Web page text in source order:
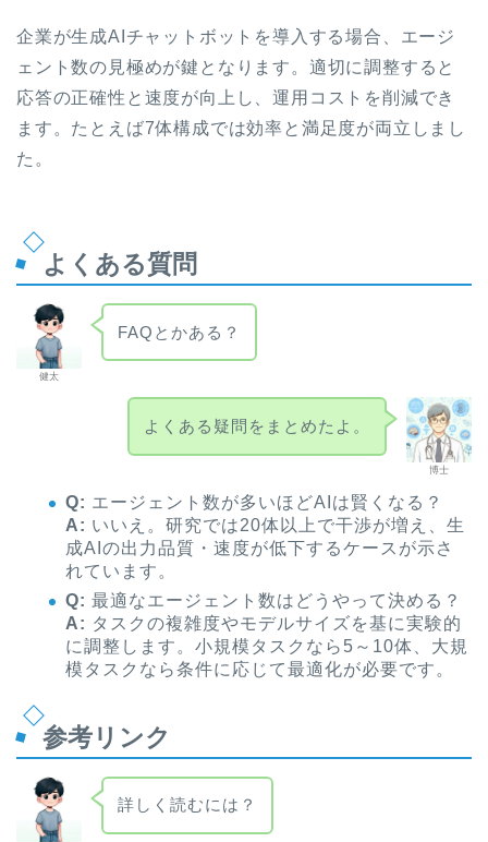
企業が生成AIチャットボットを導入する場合、エージ
ェント数の見極めが鍵となります。適切に調整すると
応答の正確性と速度が向上し、運用コストを削減でき
ます。たとえば7体構成では効率と満足度が両立しまし
た。
よくある質問
健太
FAQとかある？
博士
よくある疑問をまとめたよ。
Q: エージェント数が多いほどAIは賢くなる？
A: いいえ。研究では20体以上で干渉が増え、生
成AIの出力品質・速度が低下するケースが示さ
れています。
Q: 最適なエージェント数はどうやって決める？
A: タスクの複雑度やモデルサイズを基に実験的
に調整します。小規模タスクなら5～10体、大規
模タスクなら条件に応じて最適化が必要です。
参考リンク
詳しく読むには？